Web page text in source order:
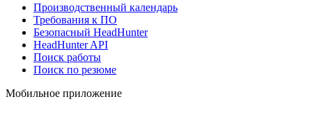
Производственный календарь
Требования к ПО
Безопасный HeadHunter
HeadHunter API
Поиск работы
Поиск по резюме
Мобильное приложение